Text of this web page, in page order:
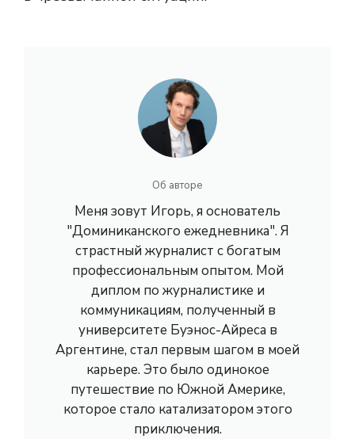
Об авторе
Меня зовут Игорь, я основатель
"Доминиканского ежедневника". Я
страстный журналист с богатым
профессиональным опытом. Мой
диплом по журналистике и
коммуникациям, полученный в
университете Буэнос-Айреса в
Аргентине, стал первым шагом в моей
карьере. Это было одинокое
путешествие по Южной Америке,
которое стало катализатором этого
приключения.